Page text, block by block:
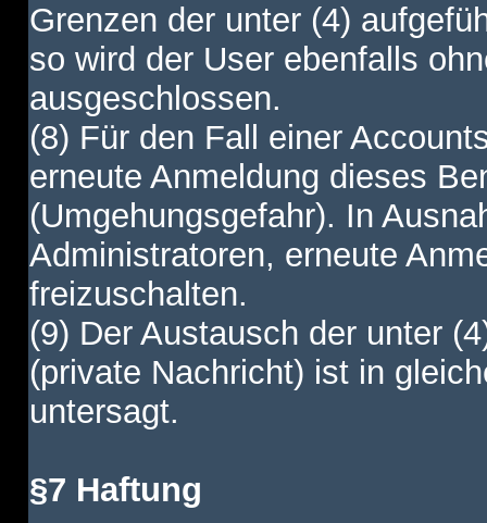
Grenzen der unter (4)
so wird der User ebenfalls
ausgeschlossen.
(8) Für den Fall einer
erneute Anmeldung dieses
(Umgehungsgefahr). In
Administratoren, erneute
freizuschalten.
(9) Der Austausch der unter
(private Nachricht) ist in
untersagt.
§7 Haftung